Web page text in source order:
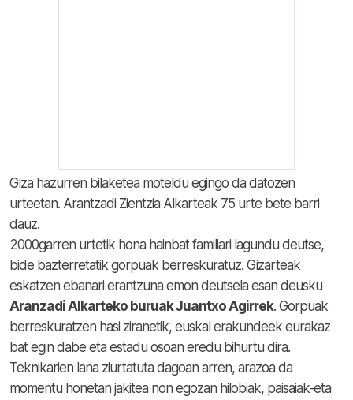
Giza hazurren bilaketea moteldu egingo da datozen
urteetan. Arantzadi Zientzia Alkarteak 75 urte bete barri
dauz.
2000garren urtetik hona hainbat familiari lagundu deutse,
bide bazterretatik gorpuak berreskuratuz. Gizarteak
eskatzen ebanari erantzuna emon deutsela esan deusku
Aranzadi Alkarteko buruak Juantxo Agirrek. Gorpuak
berreskuratzen hasi ziranetik, euskal erakundeek eurakaz
bat egin dabe eta estadu osoan eredu bihurtu dira.
Teknikarien lana ziurtatuta dagoan arren, arazoa da
momentu honetan jakitea non egozan hilobiak, paisaiak-eta